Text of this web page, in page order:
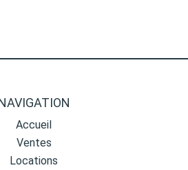
Accueil
Ventes
Locations